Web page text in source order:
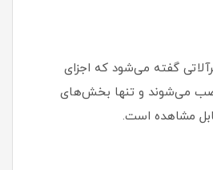
گفته می‌شود که اجزای
می‌شوند و تنها بخش‌های
مشاهده است.